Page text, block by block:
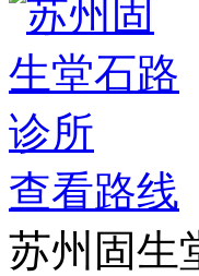
查看路线
苏州固生